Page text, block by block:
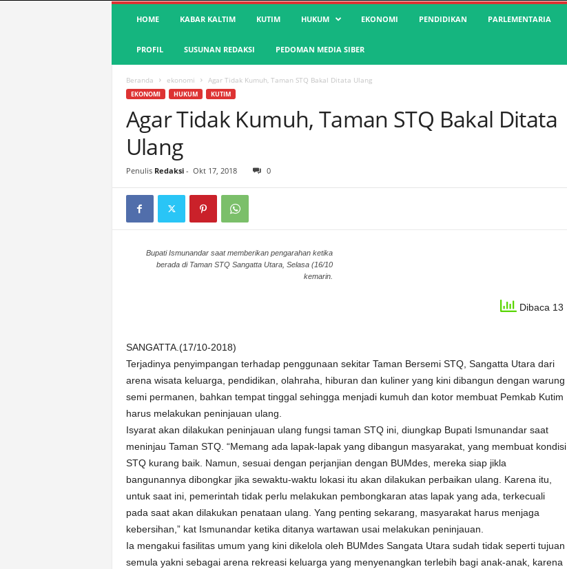
S
a
HOME KABAR KALTIM KUTIM HUKUM EKONOMI PENDIDIKAN PARLEMENTARIA
PROFIL SUSUNAN REDAKSI PEDOMAN MEDIA SIBER
Beranda ekonomi Agar Tidak Kumuh, Taman STQ Bakal Ditata Ulang
EKONOMI HUKUM KUTIM
Agar Tidak Kumuh, Taman STQ Bakal Ditata
Ulang
Penulis Redaksi- Okt 17, 2018 0
Bupati Ismunandar saat memberikan pengarahan ketika
berada di Taman STQ Sangatta Utara, Selasa (16/10
kemarin.
Dibaca 13
SANGATTA.(17/10-2018)
Terjadinya penyimpangan terhadap penggunaan sekitar Taman Bersemi STQ, Sangatta Utara dari
arena wisata keluarga, pendidikan, olahraha, hiburan dan kuliner yang kini dibangun dengan warung
semi permanen, bahkan tempat tinggal sehingga menjadi kumuh dan kotor membuat Pemkab Kutim
harus melakukan peninjauan ulang.
Isyarat akan dilakukan peninjauan ulang fungsi taman STQ ini, diungkap Bupati Ismunandar saat
meninjau Taman STQ. “Memang ada lapak-lapak yang dibangun masyarakat, yang membuat kondisi
STQ kurang baik. Namun, sesuai dengan perjanjian dengan BUMdes, mereka siap jikla
bangunannya dibongkar jika sewaktu-waktu lokasi itu akan dilakukan perbaikan ulang. Karena itu,
untuk saat ini, pemerintah tidak perlu melakukan pembongkaran atas lapak yang ada, terkecuali
pada saat akan dilakukan penataan ulang. Yang penting sekarang, masyarakat harus menjaga
kebersihan,” kat Ismunandar ketika ditanya wartawan usai melakukan peninjauan.
Ia mengakui fasilitas umum yang kini dikelola oleh BUMdes Sangata Utara sudah tidak seperti tujuan
semula yakni sebagai arena rekreasi keluarga yang menyenangkan terlebih bagi anak-anak, karena